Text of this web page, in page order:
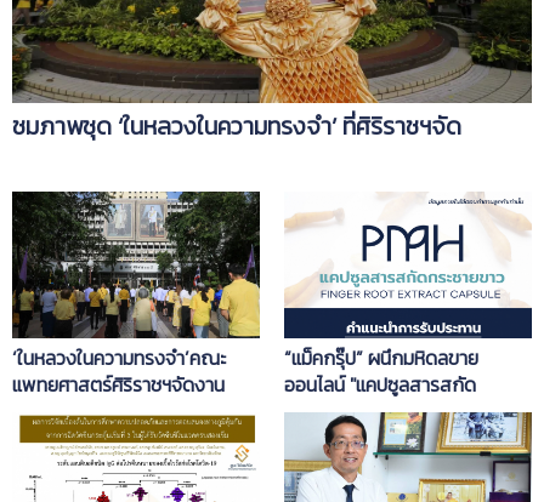
ชมภาพชุด ‘ในหลวงในความทรงจำ’ ที่ศิริราชฯจัด
‘ในหลวงในความทรงจำ’คณะ
แพทยศาสตร์ศิริราชฯจัดงาน
ระลึก
“แม็คกรุ๊ป” ผนึกมหิดลขาย
ออนไลน์ "แคปซูลสารสกัด
กระชายขาว"สู้โควิด